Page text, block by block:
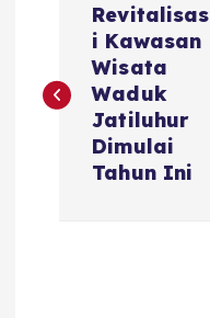
v
Revitalisas
i Kawasan
Wisata
Waduk
Jatiluhur
Dimulai
Tahun Ini